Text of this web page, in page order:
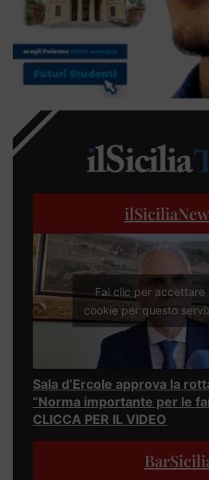
Fai clic per accettare i
cookie per questo
Sala d’Ercole approva la
“Norma importante per le
CLICCA PER IL VIDEO